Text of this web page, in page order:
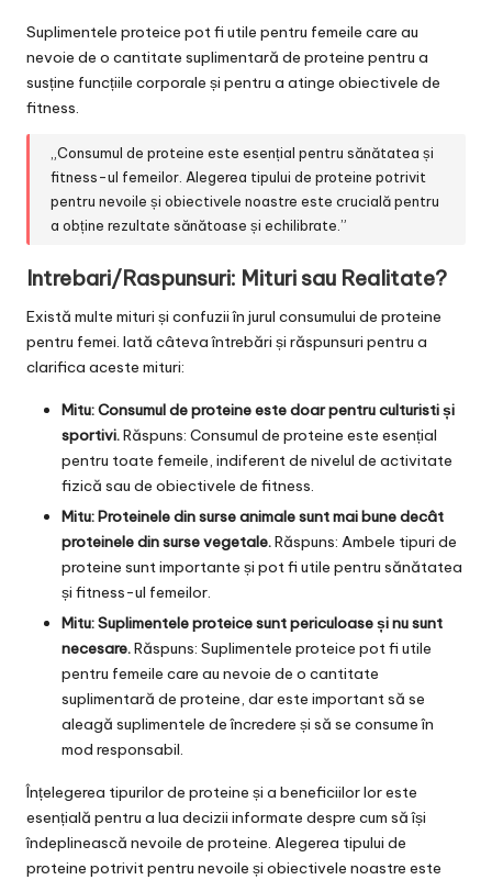
Suplimentele proteice pot fi utile pentru femeile care au
nevoie de o cantitate suplimentară de proteine pentru a
susține funcțiile corporale și pentru a atinge obiectivele de
fitness.
„Consumul de proteine este esențial pentru sănătatea și
fitness-ul femeilor. Alegerea tipului de proteine potrivit
pentru nevoile și obiectivele noastre este crucială pentru
a obține rezultate sănătoase și echilibrate.”
Intrebari/Raspunsuri: Mituri sau Realitate?
Există multe mituri și confuzii în jurul consumului de proteine
pentru femei. Iată câteva întrebări și răspunsuri pentru a
clarifica aceste mituri:
Mitu: Consumul de proteine este doar pentru culturisti și
sportivi.Răspuns: Consumul de proteine este esențial
pentru toate femeile, indiferent de nivelul de activitate
fizică sau de obiectivele de fitness.
Mitu: Proteinele din surse animale sunt mai bune decât
proteinele din surse vegetale.Răspuns: Ambele tipuri de
proteine sunt importante și pot fi utile pentru sănătatea
și fitness-ul femeilor.
Mitu: Suplimentele proteice sunt periculoase și nu sunt
necesare.Răspuns: Suplimentele proteice pot fi utile
pentru femeile care au nevoie de o cantitate
suplimentară de proteine, dar este important să se
aleagă suplimentele de încredere și să se consume în
mod responsabil.
Înțelegerea tipurilor de proteine și a beneficiilor lor este
esențială pentru a lua decizii informate despre cum să își
îndeplinească nevoile de proteine. Alegerea tipului de
proteine potrivit pentru nevoile și obiectivele noastre este